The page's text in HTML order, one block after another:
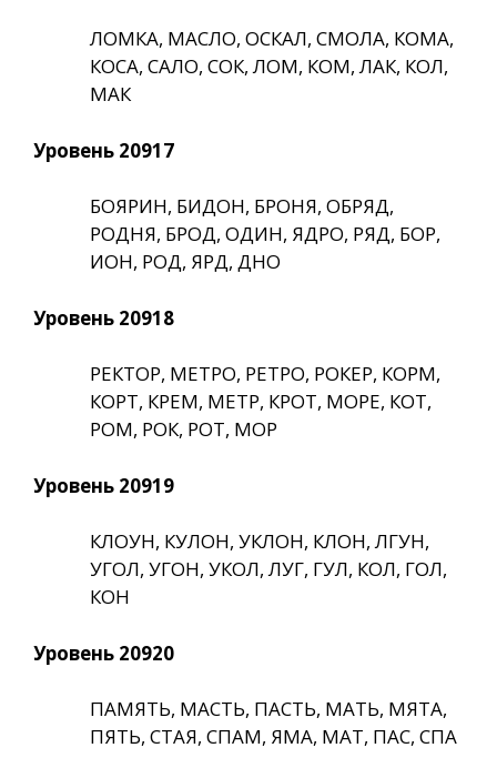
ЛОМКА, МАСЛО, ОСКАЛ, СМОЛА, КОМА,
КОСА, САЛО, СОК, ЛОМ, КОМ, ЛАК, КОЛ,
МАК
Уровень 20917
БОЯРИН, БИДОН, БРОНЯ, ОБРЯД,
РОДНЯ, БРОД, ОДИН, ЯДРО, РЯД, БОР,
ИОН, РОД, ЯРД, ДНО
Уровень 20918
РЕКТОР, МЕТРО, РЕТРО, РОКЕР, КОРМ,
КОРТ, КРЕМ, МЕТР, КРОТ, МОРЕ, КОТ,
РОМ, РОК, РОТ, МОР
Уровень 20919
КЛОУН, КУЛОН, УКЛОН, КЛОН, ЛГУН,
УГОЛ, УГОН, УКОЛ, ЛУГ, ГУЛ, КОЛ, ГОЛ,
КОН
Уровень 20920
ПАМЯТЬ, МАСТЬ, ПАСТЬ, МАТЬ, МЯТА,
ПЯТЬ, СТАЯ, СПАМ, ЯМА, МАТ, ПАС, СПА